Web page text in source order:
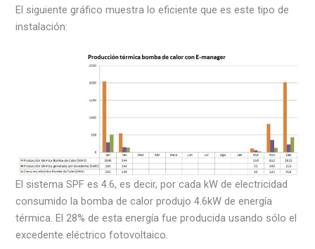
El siguiente gráfico muestra lo eficiente que es este tipo de
instalación:
El sistema SPF es 4.6, es decir, por cada kW de electricidad
consumido la bomba de calor produjo 4.6kW de energía
térmica. El 28% de esta energía fue producida usando sólo el
excedente eléctrico fotovoltaico.